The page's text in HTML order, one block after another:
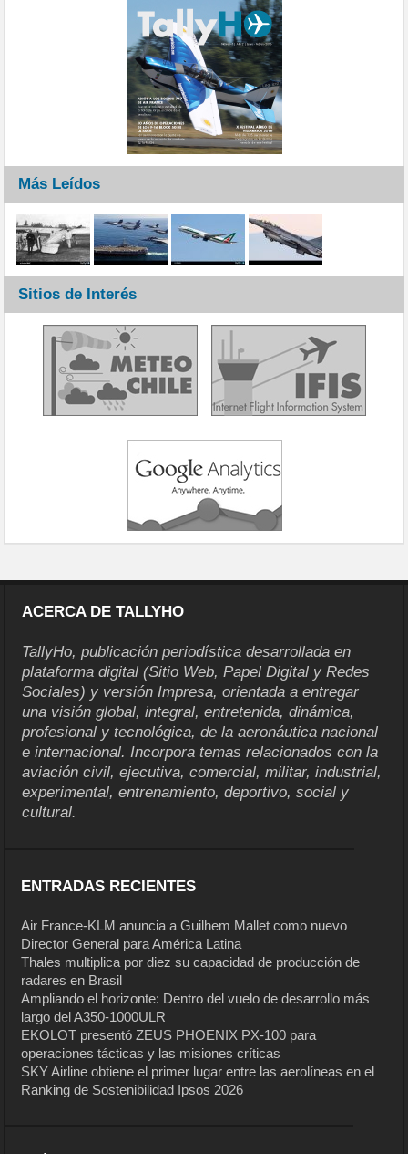
Más Leídos
Sitios de Interés
ACERCA DE TALLYHO
TallyHo, publicación periodística desarrollada en
plataforma digital (Sitio Web, Papel Digital y Redes
Sociales) y versión Impresa, orientada a entregar
una visión global, integral, entretenida, dinámica,
profesional y tecnológica, de la aeronáutica nacional
e internacional. Incorpora temas relacionados con la
aviación civil, ejecutiva, comercial, militar, industrial,
experimental, entrenamiento, deportivo, social y
cultural.
ENTRADAS RECIENTES
Air France-KLM anuncia a Guilhem Mallet como nuevo
Director General para América Latina
Thales multiplica por diez su capacidad de producción de
radares en Brasil
Ampliando el horizonte: Dentro del vuelo de desarrollo más
largo del A350-1000ULR
EKOLOT presentó ZEUS PHOENIX PX-100 para
operaciones tácticas y las misiones críticas
SKY Airline obtiene el primer lugar entre las aerolíneas en el
Ranking de Sostenibilidad Ipsos 2026